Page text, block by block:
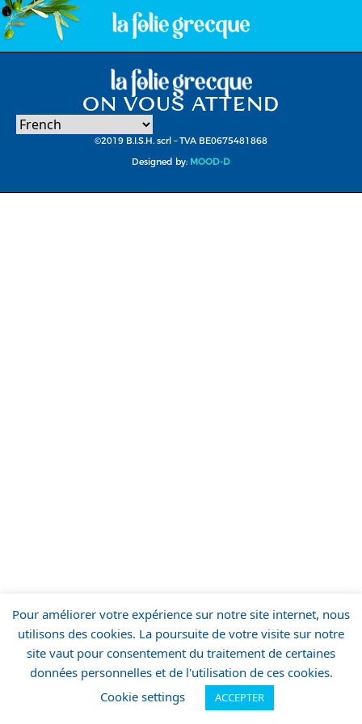
ON VOUS ATTEND
©2019 B.I.S.H. scrl – TVA BE0675481868
Designed by: MOOD-D
Pour améliorer votre expérience sur notre site internet, nous
utilisons des cookies. La poursuite de votre visite sur notre
site vaut pour consentement du traitement de certaines
données personnelles et de l'utilisation de ces cookies.
Cookie settings
ACCEPTER